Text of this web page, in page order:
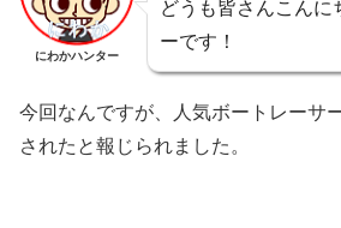
にわかハンター
どうも皆さんこんに
ーです！
今回なんですが、人気ボートレーサ
されたと報じられました。